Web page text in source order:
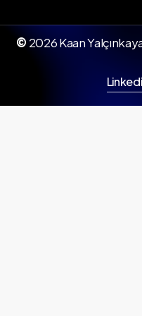
© 2026Kaan